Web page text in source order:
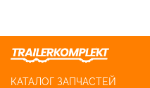
КАТАЛОГ ЗАПЧАСТЕЙ